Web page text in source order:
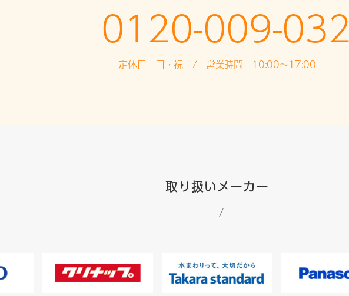
0120-009-
定休日 日・祝 / 営業時間 10:00～17:00
取り扱いメーカー